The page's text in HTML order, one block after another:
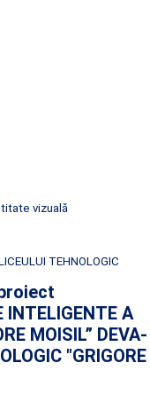
vizuală
TEHNOLOGIC
INTELIGENTE A
MOISIL” DEVA-
"GRIGORE